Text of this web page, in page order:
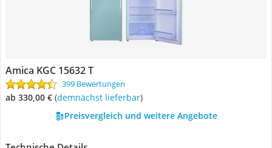
Amica KGC 15632 T
399 Bewertungen
ab 330,00 € ( Demnächst lieferbar)
Preisvergleich und weitere Angebote